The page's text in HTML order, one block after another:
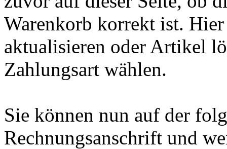
Warenkorb korrekt ist.
aktualisieren oder Artikel
Zahlungsart wählen.
Sie können nun auf der
Rechnungsanschrift und